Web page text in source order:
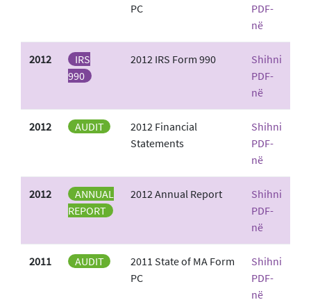
PC
PDF-
në
2012
IRS
990
2012 IRS Form 990
Shihni
PDF-
në
2012 AUDIT
2012 Financial
Statements
Shihni
PDF-
në
2012
ANNUAL
REPORT
2012 Annual Report
Shihni
PDF-
në
2011 AUDIT
2011 State of MA Form
PC
Shihni
PDF-
në